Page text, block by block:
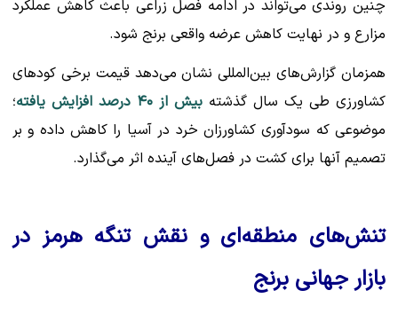
چنین روندی می‌تواند در ادامه فصل زراعی باعث کاهش عملکرد
مزارع و در نهایت کاهش عرضه واقعی برنج شود.
همزمان گزارش‌های بین‌المللی نشان می‌دهد قیمت برخی کودهای
کشاورزی طی یک سال گذشته بیش از ۴۰ درصد افزایش یافته
؛
موضوعی که سودآوری کشاورزان خرد در آسیا را کاهش داده و بر
تصمیم آنها برای کشت در فصل‌های آینده اثر می‌گذارد.
تنش‌های منطقه‌ای و نقش تنگه هرمز در
بازار جهانی برنج